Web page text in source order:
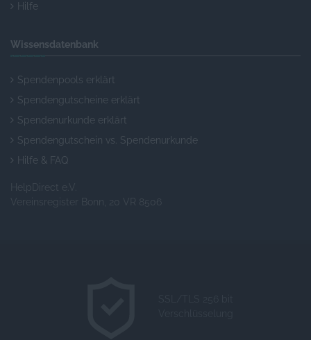
Hilfe
Wissensdatenbank
Spendenpools erklärt
Spendengutscheine erklärt
Spendenurkunde erklärt
Spendengutschein vs. Spendenurkunde
Hilfe & FAQ
HelpDirect e.V.
Vereinsregister Bonn, 20 VR 8506